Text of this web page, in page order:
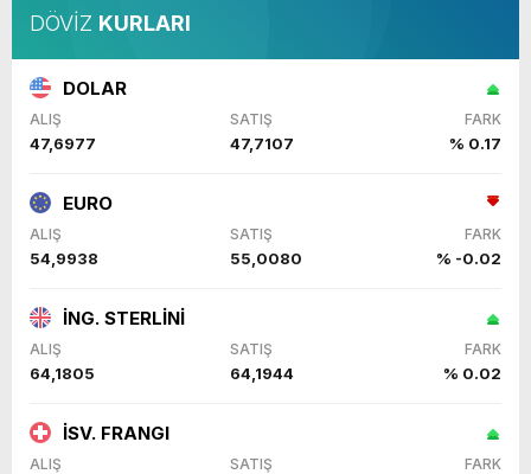
DÖVİZ KURLARI
DOLAR
ALIŞ SATIŞ FARK
47,6977 47,7107 % 0.17
EURO
ALIŞ SATIŞ FARK
54,9938 55,0080 % -0.02
İNG. STERLİNİ
ALIŞ SATIŞ FARK
64,1805 64,1944 % 0.02
İSV. FRANGI
ALIŞ SATIŞ FARK